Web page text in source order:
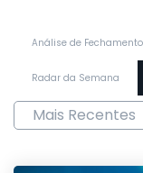
Análise de Fechamento
Radar da Semana